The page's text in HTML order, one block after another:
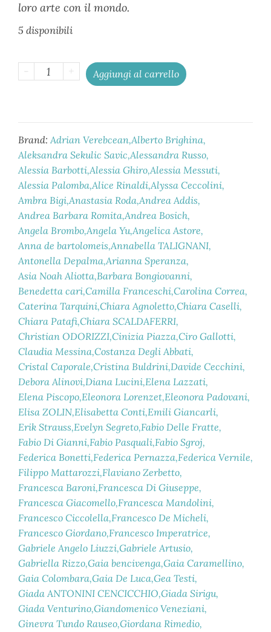
loro arte con il mondo.
5 disponibili
- + Aggiungi al carrello
Brand: Adrian Verebcean Alberto Brighina
Aleksandra Sekulic Savic Alessandra Russo
Alessia Barbotti Alessia Ghiro Alessia Messuti
Alessia Palomba Alice Rinaldi Alyssa Ceccolini
Ambra Bigi Anastasia Roda Andrea Addis
Andrea Barbara Romita Andrea Bosich
Angela Brombo Angela Yu Angelica Astore
Anna de bartolomeis Annabella TALIGNANI
Antonella Depalma Arianna Speranza
Asia Noah Aliotta Barbara Bongiovanni
Benedetta cari Camilla Franceschi Carolina Correa
Caterina Tarquini Chiara Agnoletto Chiara Caselli
Chiara Patafi Chiara SCALDAFERRI
Christian ODORIZZI Cinizia Piazza Ciro Gallotti
Claudia Messina Costanza Degli Abbati
Cristal Caporale Cristina Buldrini Davide Cecchini
Debora Alinovi Diana Lucini Elena Lazzati
Elena Piscopo Eleonora Lorenzet Eleonora Padovani
Elisa ZOLIN Elisabetta Conti Emili Giancarli
Erik Strauss Evelyn Segreto Fabio Delle Fratte
Fabio Di Gianni Fabio Pasquali Fabio Sgroj
Federica Bonetti Federica Pernazza Federica Vernile
Filippo Mattarozzi Flaviano Zerbetto
Francesca Baroni Francesca Di Giuseppe
Francesca Giacomello Francesca Mandolini
Francesco Ciccolella Francesco De Micheli
Francesco Giordano Francesco Imperatrice
Gabriele Angelo Liuzzi Gabriele Artusio
Gabriella Rizzo Gaia bencivenga Gaia Caramellino
Gaia Colombara Gaia De Luca Gea Testi
Giada ANTONINI CENCICCHIO Giada Sirigu
Giada Venturino Giandomenico Veneziani
Ginevra Tundo Rauseo Giordana Rimedio